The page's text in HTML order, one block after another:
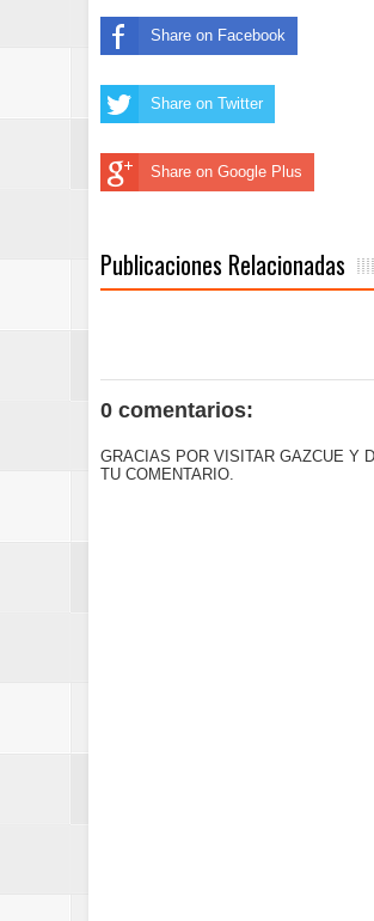
Share on Facebook
Share on Twitter
Share on Google Plus
Publicaciones Relacionadas
0 comentarios:
GRACIAS POR VISITAR GAZCUE Y
TU COMENTARIO.